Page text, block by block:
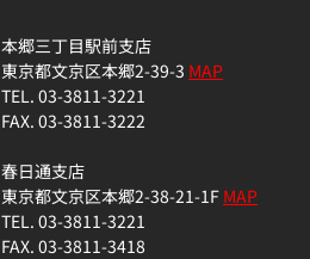
本郷三丁目駅前支店
東京都文京区本郷2-39-3 MAP
TEL. 03-3811-3221
FAX. 03-3811-3222
春日通支店
東京都文京区本郷2-38-21-1FMAP
TEL. 03-3811-3221
FAX. 03-3811-3418